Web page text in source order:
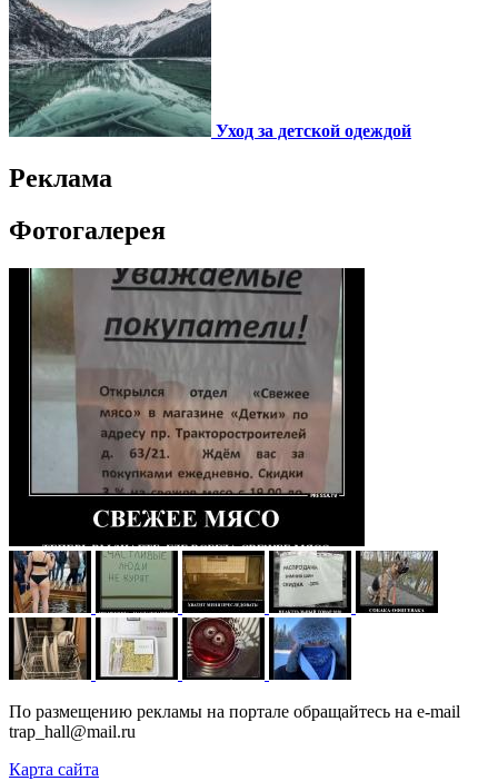
Уход за детской одеждой
Реклама
Фотогалерея
По размещению рекламы на портале обращайтесь на e-mail
trap_hall@mail.ru
Карта сайта